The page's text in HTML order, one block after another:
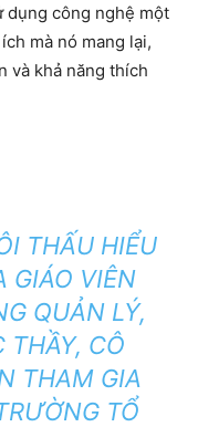
dụng công nghệ một
mà nó mang lại,
và khả năng thích
THẤU HIỂU
GIÁO VIÊN
QUẢN LÝ,
THẦY, CÔ
THAM GIA
TỔ